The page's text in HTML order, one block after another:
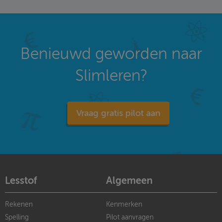
Benieuwd geworden naar
Slimleren?
Vraag gratis pilot aan
Lesstof Algemeen
Rekenen
Spelling
Kenmerken
Pilot aanvragen